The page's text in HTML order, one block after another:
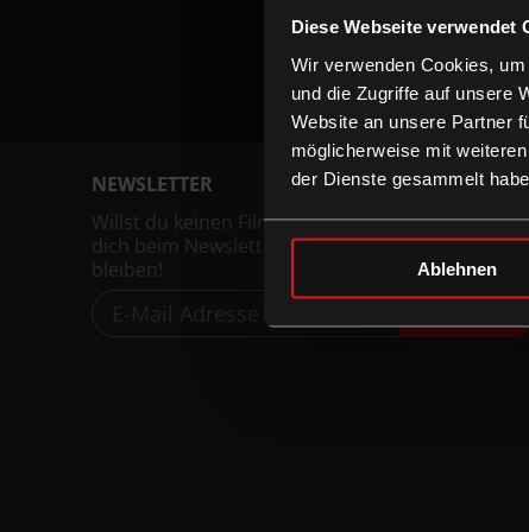
Diese Webseite verwendet
Wir verwenden Cookies,
und die Zugriffe auf unsere
Website an unsere Partner
möglicherweise mit
der Dienste gesammelt
Ablehnen
NEWSLETTER
Willst du keinen Film verpassen, registriere
dich beim Newsletter um am Laufenden zu
bleiben!